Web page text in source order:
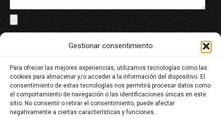
Gestionar consentimiento
Para ofrecer las mejores experiencias, utilizamos tecnologías como las
cookies para almacenar y/o acceder a la información del dispositivo. El
consentimiento de estas tecnologías nos permitirá procesar datos como
el comportamiento de navegación o las identificaciones únicas en este
sitio. No consentir o retirar el consentimiento, puede afectar
negativamente a ciertas características y funciones.
Solo archivos en PDF y Word, máximo de 8MB
He leído y acepto la política de tratamiento de datos
personales